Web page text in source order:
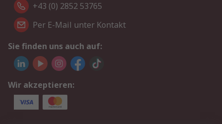
+43 (0) 2852 53765
Per E-Mail unter Kontakt
Sie finden uns auch auf:
Wir akzeptieren: